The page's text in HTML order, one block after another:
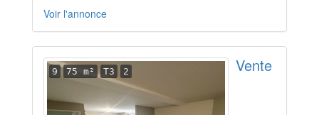
Voir l'annonce
9 75 m² T3 2 Vente